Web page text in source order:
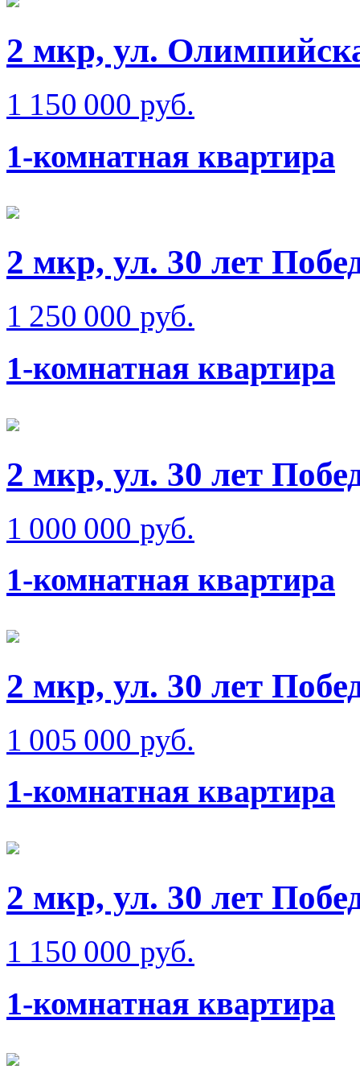
2 мкр, ул.
1 150 000 руб.
1-комнатная квартира
2 мкр, ул. 30 лет
1 250 000 руб.
1-комнатная квартира
2 мкр, ул. 30 лет
1 000 000 руб.
1-комнатная квартира
2 мкр, ул. 30 лет
1 005 000 руб.
1-комнатная квартира
2 мкр, ул. 30 лет
1 150 000 руб.
1-комнатная квартира